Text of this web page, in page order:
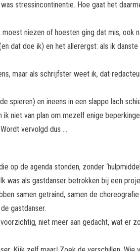
stressincontinentie. Hoe gaat het
niezen of hoesten ging dat mis, ook
dat doe ik) en het allerergst: als ik
maar als schrijfster weet ik, dat
spieren) en ineens in een slappe lach
niet van plan om mezelf enige
vervolgd dus …
op de agenda stonden, zonder
was als gastdanser betrokken bij een
samen getraind, samen de
gastdanser.
niet meer aan gedacht, wat er